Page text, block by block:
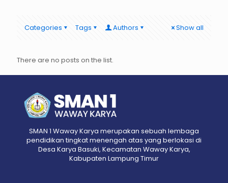
Categories Tags Authors Show all
There are no posts on the list.
SMAN 1 Waway Karya merupakan sebuah lembaga
pendidikan tingkat menengah atas yang berlokasi di
Desa Karya Basuki, Kecamatan Waway Karya,
Kabupaten Lampung Timur